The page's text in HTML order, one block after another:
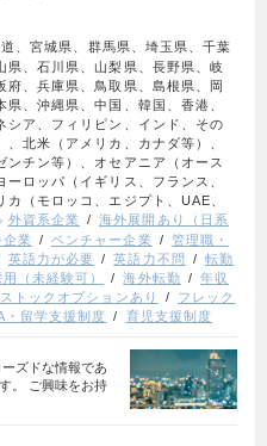
、宮城県、群馬県、埼玉県、千葉
県、石川県、山梨県、長野県、岐
、兵庫県、鳥取県、島根県、岡
、沖縄県、中国、韓国、香港、
シア、フィリピン、インド、その
北米（アメリカ、カナダ等）、
チン等）、オセアニア（オース
ロッパ（イギリス、フランス、
（モロッコ、エジプト、UAE、
外資系企業
海外展開あり（日系
企業 ベンチャー企業
管理職・
英語力が必要 英語力不問
転勤
（未経験可） 海外転勤
年収
ストックオプションあり
フレック
・留学支援制度 育児支援制度
ズドな情報であ
。 ご興味をお持